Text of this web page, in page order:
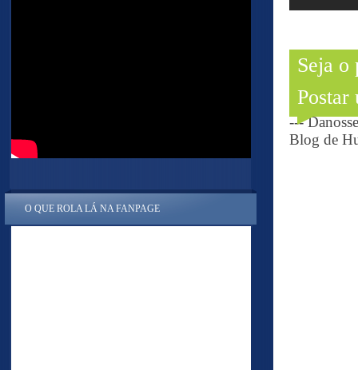
Seja o
Postar
---
Blog de
O QUE ROLA LÁ NA FANPAGE